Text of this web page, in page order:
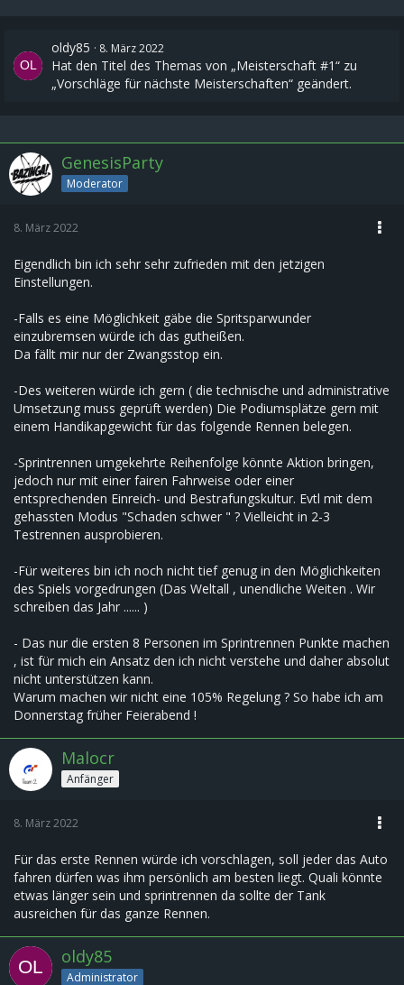
oldy85 8. März 2022
Hat den Titel des Themas von „Meisterschaft #1“ zu
„Vorschläge für nächste Meisterschaften“ geändert.
GenesisParty
Moderator
8. März 2022
Eigendlich bin ich sehr sehr zufrieden mit den jetzigen
Einstellungen.
-Falls es eine Möglichkeit gäbe die Spritsparwunder
einzubremsen würde ich das gutheißen.
Da fällt mir nur der Zwangsstop ein.
-Des weiteren würde ich gern ( die technische und administrative
Umsetzung muss geprüft werden) Die Podiumsplätze gern mit
einem Handikapgewicht für das folgende Rennen belegen.
-Sprintrennen umgekehrte Reihenfolge könnte Aktion bringen,
jedoch nur mit einer fairen Fahrweise oder einer
entsprechenden Einreich- und Bestrafungskultur. Evtl mit dem
gehassten Modus "Schaden schwer " ? Vielleicht in 2-3
Testrennen ausprobieren.
-Für weiteres bin ich noch nicht tief genug in den Möglichkeiten
des Spiels vorgedrungen (Das Weltall , unendliche Weiten . Wir
schreiben das Jahr ...... )
- Das nur die ersten 8 Personen im Sprintrennen Punkte machen
, ist für mich ein Ansatz den ich nicht verstehe und daher absolut
nicht unterstützen kann.
Warum machen wir nicht eine 105% Regelung ? So habe ich am
Donnerstag früher Feierabend !
Malocr
Anfänger
8. März 2022
Für das erste Rennen würde ich vorschlagen, soll jeder das Auto
fahren dürfen was ihm persönlich am besten liegt. Quali könnte
etwas länger sein und sprintrennen da sollte der Tank
ausreichen für das ganze Rennen.
oldy85
Administrator